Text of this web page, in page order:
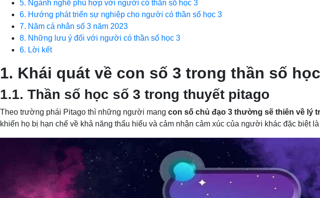
5. Ngành nghề phù hợp với người có thần số học 3
6. Hướng phát triển sự nghiệp cho người có thần số học 3
7. Năm cá nhân số 3 năm 2023
8. Những lưu ý đối với người có thần số học 3
6. Lời kết
1. Khái quát về con số 3 trong thần số học
1.1. Thần số học số 3 trong thuyết pitago
Theo trường phái Pitago thì những người mang con số chủ đạo 3 thường sẽ thiên về lý
khiến họ bị hạn chế về khả năng thấu hiểu và cảm nhận cảm xúc của người khác đặc